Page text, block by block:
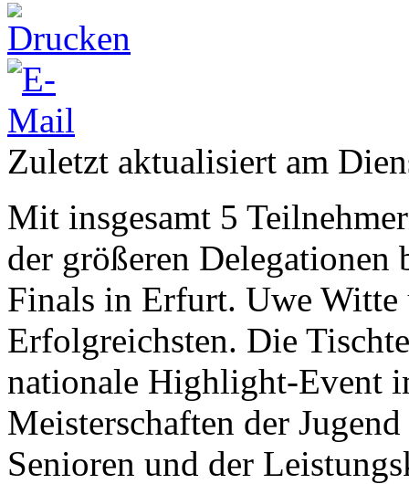
Zuletzt aktualisiert am
Mit insgesamt 5
der größeren Delegationen
Finals in Erfurt. Uwe Witte
Erfolgreichsten. Die
nationale Highlight-Event
Meisterschaften der
Senioren und der